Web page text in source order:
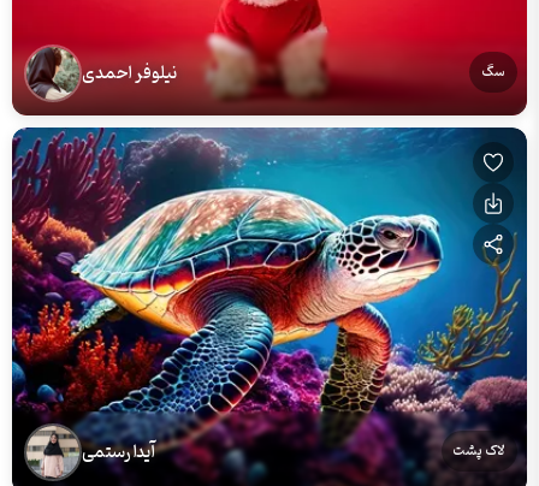
سگ نیلوفر احمدی
لاک پشت آیدا رستمی